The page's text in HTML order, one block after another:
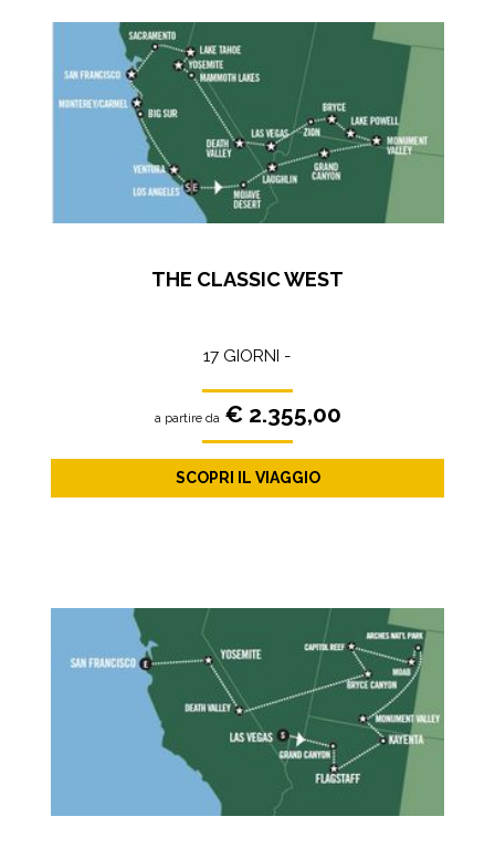
THE CLASSIC WEST
17 GIORNI -
a partire da € 2.355,00
SCOPRI IL VIAGGIO